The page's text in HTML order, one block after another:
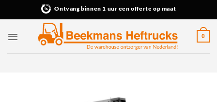
Ontvang binnen 1 uur een offerte op maat
0